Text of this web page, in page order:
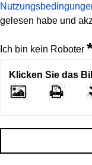
gelesen habe und
Ich bin kein Roboter
Klicken Sie das